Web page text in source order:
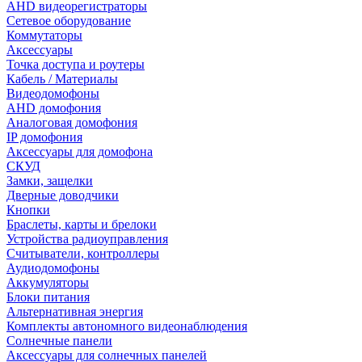
AHD видеорегистраторы
Сетевое оборудование
Коммутаторы
Аксессуары
Точка доступа и роутеры
Кабель / Материалы
Видеодомофоны
AHD домофония
Аналоговая домофония
IP домофония
Аксессуары для домофона
СКУД
Замки, защелки
Дверные доводчики
Кнопки
Браслеты, карты и брелоки
Устройства радиоуправления
Считыватели, контроллеры
Аудиодомофоны
Аккумуляторы
Блоки питания
Альтернативная энергия
Комплекты автономного видеонаблюдения
Солнечные панели
Аксессуары для солнечных панелей